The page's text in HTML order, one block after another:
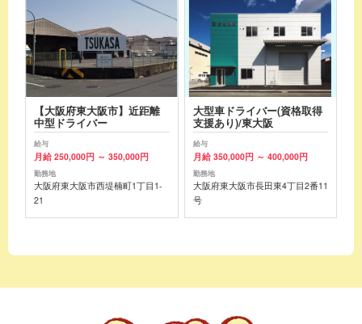
【大阪府東大阪市】近距離
中型ドライバー
給与
月給 250,000円 ～ 350,000円
勤務地
大阪府東大阪市西堤楠町1丁目1-
21
大型車ドライバー(資格取得
支援あり)/東大阪
給与
月給 350,000円 ～ 400,000円
勤務地
大阪府東大阪市長田東4丁目2番11
号